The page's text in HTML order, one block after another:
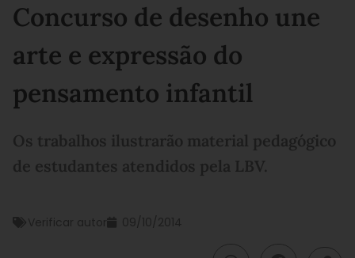
Concurso de desenho une
arte e expressão do
pensamento infantil
Os trabalhos ilustrarão material pedagógico
de estudantes atendidos pela LBV.
Verificar autor 09/10/2014